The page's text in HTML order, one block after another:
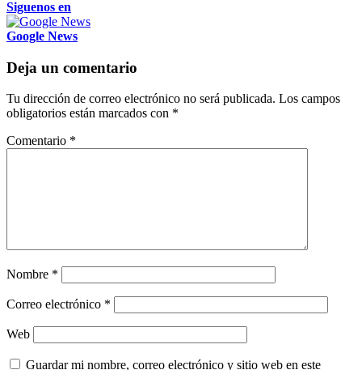
Siguenos en
Google News
Deja un comentario
Tu dirección de correo electrónico no será publicada. Los campos
obligatorios están marcados con *
Comentario *
Nombre *
Correo electrónico *
Web
Guardar mi nombre, correo electrónico y sitio web en este